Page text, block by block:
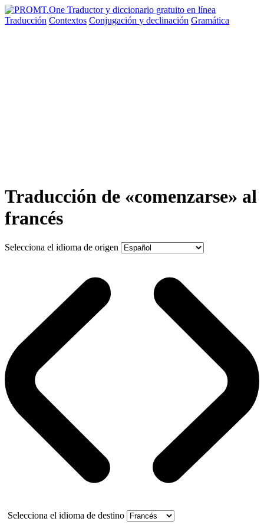
Traducción Contextos Conjugación y declinación Gramática
Traducción de «comenzarse» al
francés
Selecciona el idioma de origen
Selecciona el idioma de destino